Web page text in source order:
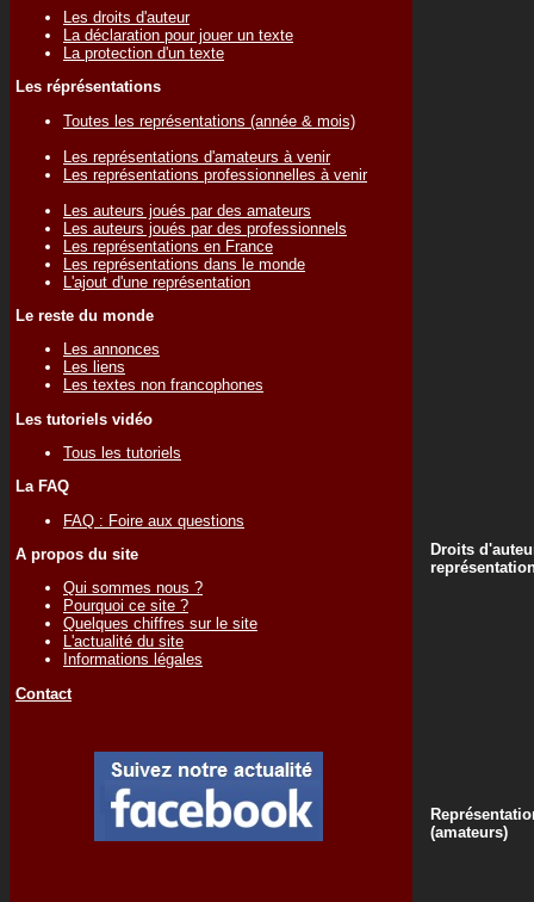
Les droits d'auteur
La déclaration pour jouer un texte
La protection d'un texte
Les réprésentations
Toutes les représentations (année & mois)
Les représentations d'amateurs à venir
Les représentations professionnelles à venir
Les auteurs joués par des amateurs
Les auteurs joués par des professionnels
Les représentations en France
Les représentations dans le monde
L'ajout d'une représentation
Le reste du monde
Les annonces
Les liens
Les textes non francophones
Les tutoriels vidéo
Tous les tutoriels
La FAQ
FAQ : Foire aux questions
A propos du site
Qui sommes nous ?
Pourquoi ce site ?
Quelques chiffres sur le site
L'actualité du site
Informations légales
Contact
Droits
(amateurs)